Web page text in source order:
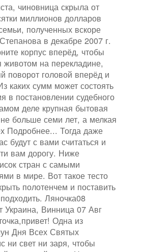
чиновница скрыла от
миллионов долларов
полученных вскоре
в декабре 2007 г.
корпус вперёд, чтобы
животом на перекладине,
поворот головой вперёд и
каких сумм может состоять
в постановлении судебного
деле крупная бытовая
больше семи лет, а мелкая
Подробнее... Тогда даже
будут с вами считаться и
вам дорогу. Ниже
стран с самыми
в мире. Вот такое тесто
полотенчем и поставить
Ляночка08
Украина, Винница 07 Авг
Одна из
Дня Всех Святых
ни свет ни заря, чтобы